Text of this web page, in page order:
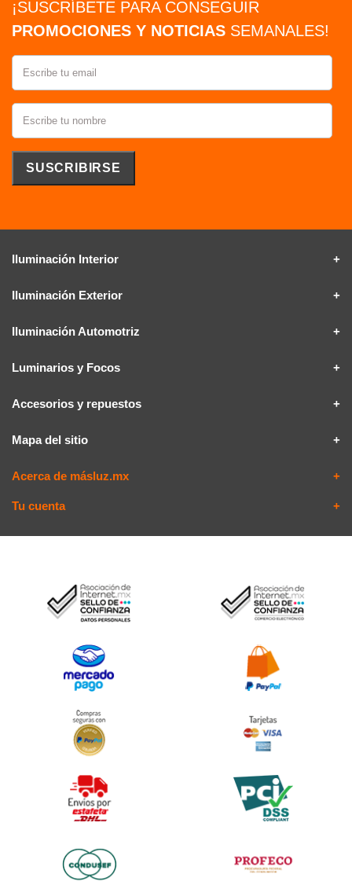
¡SUSCRÍBETE PARA CONSEGUIR
PROMOCIONES Y NOTICIAS SEMANALES!
Iluminación Interior
Iluminación Exterior
Iluminación Automotriz
Luminarios y Focos
Accesorios y repuestos
Mapa del sitio
Acerca de másluz.mx
Tu cuenta